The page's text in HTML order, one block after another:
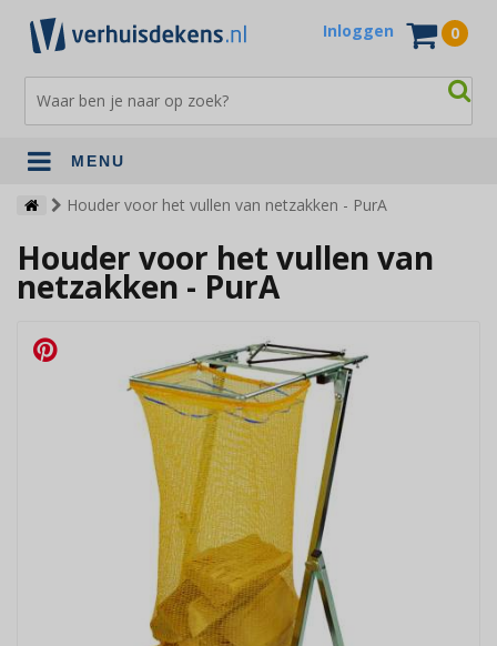
Inloggen 0
MENU
Verhuisdekens
Opslagdekens
Terrasdekens
Andere verhuismaterialen
Houder voor het vullen van netzakken - PurA
Houder voor het vullen van
netzakken - PurA